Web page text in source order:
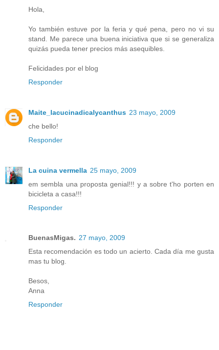
Hola,
Yo también estuve por la feria y qué pena, pero no vi su
stand. Me parece una buena iniciativa que si se generaliza
quizás pueda tener precios más asequibles.
Felicidades por el blog
Responder
Maite_lacucinadicalycanthus 23 mayo, 2009
che bello!
Responder
La cuina vermella 25 mayo, 2009
em sembla una proposta genial!!! y a sobre t'ho porten en
bicicleta a casa!!!
Responder
BuenasMigas. 27 mayo, 2009
Esta recomendación es todo un acierto. Cada día me gusta
mas tu blog.
Besos,
Anna
Responder